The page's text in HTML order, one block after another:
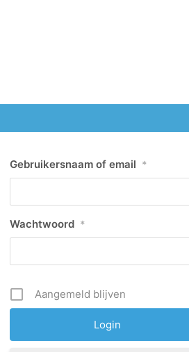
Gebruikersnaam of email *
Wachtwoord *
Aangemeld blijven